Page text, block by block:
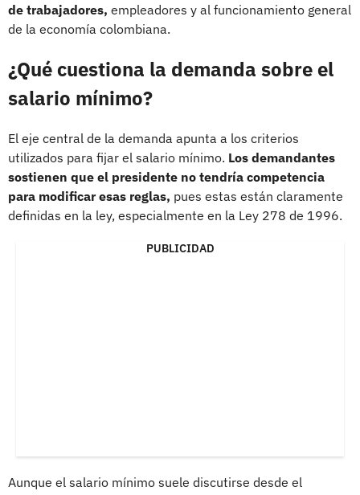
de trabajadores, empleadores y al funcionamiento general
de la economía colombiana.
¿Qué cuestiona la demanda sobre el
salario mínimo?
El eje central de la demanda apunta a los criterios
utilizados para fijar el salario mínimo. Los demandantes
sostienen que el presidente no tendría competencia
para modificar esas reglas, pues estas están claramente
definidas en la ley, especialmente en la Ley 278 de 1996.
PUBLICIDAD
Aunque el salario mínimo suele discutirse desde el